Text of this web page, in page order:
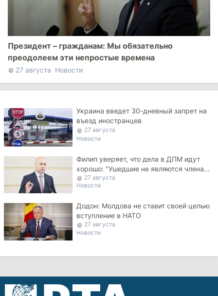
Президент – гражданам: Мы обязательно
преодолеем эти непростые времена
27 августа Новости
Украина введет 30-дневный запрет на
въезд иностранцев
27 августа
Новости
Филип уверяет, что дела в ДПМ идут
хорошо: "Ушедшие не являются членами
ДПМ"
27 августа
Новости
Додон: Молдова не ставит своей целью
вступление в НАТО
27 августа
Новости